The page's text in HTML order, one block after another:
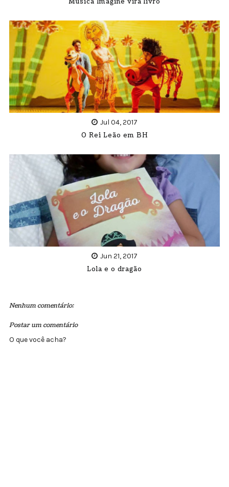
Jul 04, 2017
O Rei Leão em BH
Jun 21, 2017
Lola e o dragão
Nenhum comentário:
Postar um comentário
O que você acha?